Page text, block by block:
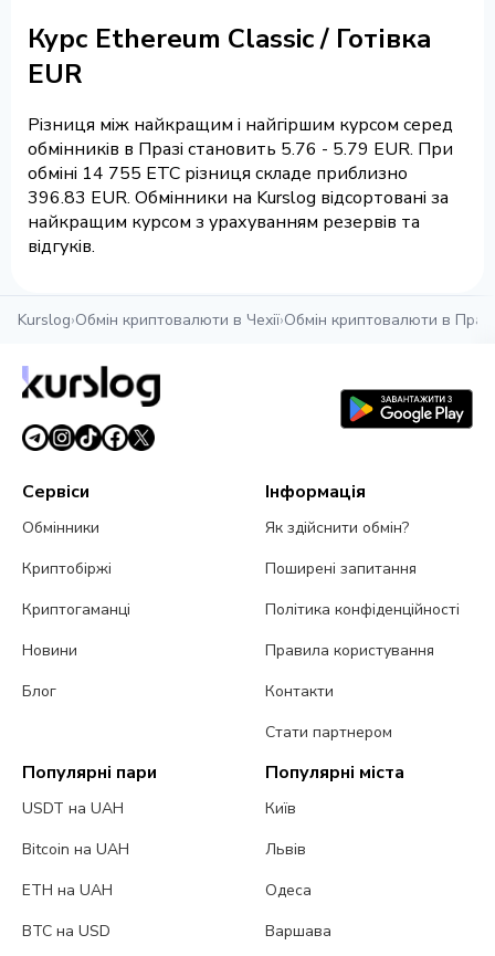
Курс Ethereum Classic / Готівка
EUR
Різниця між найкращим і найгіршим курсом серед
обмінників в Празі становить 5.76 - 5.79 EUR. При
обміні 14 755 ETC різниця складе приблизно
396.83 EUR. Обмінники на Kurslog відсортовані за
найкращим курсом з урахуванням резервів та
відгуків.
Kurslog›Обмін криптовалюти в Чехії›Обмін криптовалюти в Празі
Сервіси
Обмінники
Криптобіржі
Криптогаманці
Новини
Блог
Інформація
Як здійснити обмін?
Поширені запитання
Політика конфіденційності
Правила користування
Контакти
Стати партнером
Популярні пари
USDT на UAH
Bitcoin на UAH
ETH на UAH
BTC на USD
Популярні міста
Київ
Львів
Одеса
Варшава